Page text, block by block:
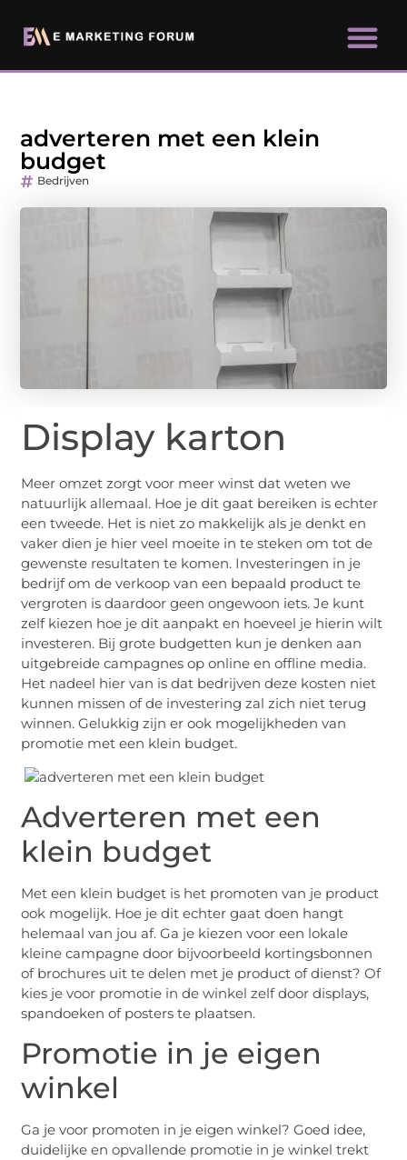
adverteren met een klein
budget
Bedrijven
Display karton
Meer omzet zorgt voor meer winst dat weten we
natuurlijk allemaal. Hoe je dit gaat bereiken is echter
een tweede. Het is niet zo makkelijk als je denkt en
vaker dien je hier veel moeite in te steken om tot de
gewenste resultaten te komen. Investeringen in je
bedrijf om de verkoop van een bepaald product te
vergroten is daardoor geen ongewoon iets. Je kunt
zelf kiezen hoe je dit aanpakt en hoeveel je hierin wilt
investeren. Bij grote budgetten kun je denken aan
uitgebreide campagnes op online en offline media.
Het nadeel hier van is dat bedrijven deze kosten niet
kunnen missen of de investering zal zich niet terug
winnen. Gelukkig zijn er ook mogelijkheden van
promotie met een klein budget.
Adverteren met een
klein budget
Met een klein budget is het promoten van je product
ook mogelijk. Hoe je dit echter gaat doen hangt
helemaal van jou af. Ga je kiezen voor een lokale
kleine campagne door bijvoorbeeld kortingsbonnen
of brochures uit te delen met je product of dienst? Of
kies je voor promotie in de winkel zelf door displays,
spandoeken of posters te plaatsen.
Promotie in je eigen
winkel
Ga je voor promoten in je eigen winkel? Goed idee,
duidelijke en opvallende promotie in je winkel trekt